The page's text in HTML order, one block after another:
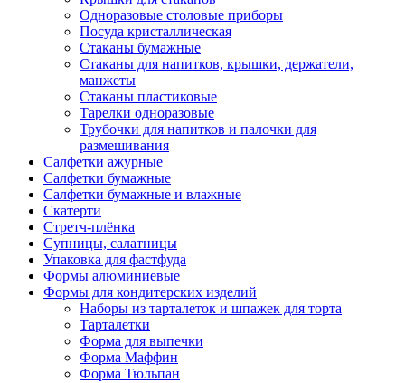
Одноразовые столовые приборы
Посуда кристаллическая
Стаканы бумажные
Стаканы для напитков, крышки, держатели,
манжеты
Стаканы пластиковые
Тарелки одноразовые
Трубочки для напитков и палочки для
размешивания
Салфетки ажурные
Салфетки бумажные
Салфетки бумажные и влажные
Скатерти
Стретч-плёнка
Супницы, салатницы
Упаковка для фастфуда
Формы алюминиевые
Формы для кондитерских изделий
Наборы из тарталеток и шпажек для торта
Тарталетки
Форма для выпечки
Форма Маффин
Форма Тюльпан